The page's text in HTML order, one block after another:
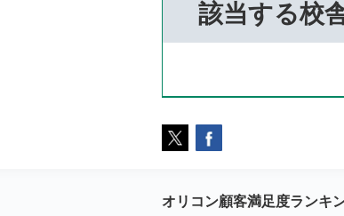
該当する校
オリコン顧客満足度ランキ